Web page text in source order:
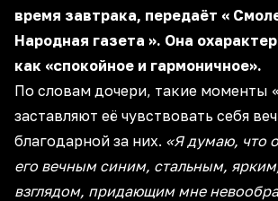
время завтрака, передаёт «
Народная газета ». Она
как «спокойное и гармоничное».
По словам дочери, такие моменты
заставляют её чувствовать себя
благодарной за них. «Я думаю, что
его вечным синим, стальным,
взглядом, придающим мне